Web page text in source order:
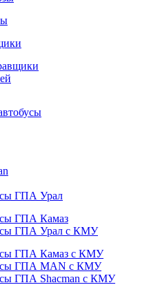
ГПА Урал
ГПА Камаз
ГПА Урал с КМУ
ГПА Камаз с КМУ
ГПА MAN с КМУ
ГПА Shacman с КМУ